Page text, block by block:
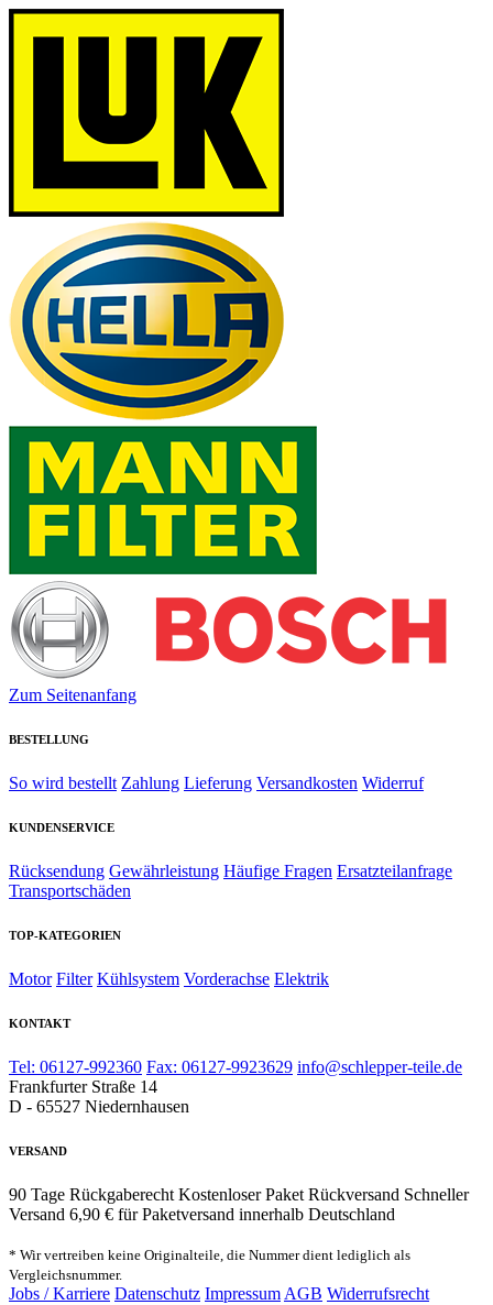
Zum Seitenanfang
BESTELLUNG
So wird bestellt Zahlung Lieferung Versandkosten Widerruf
KUNDENSERVICE
Rücksendung Gewährleistung Häufige Fragen Ersatzteilanfrage
Transportschäden
TOP-KATEGORIEN
Motor Filter Kühlsystem Vorderachse Elektrik
KONTAKT
Tel: 06127-992360 Fax: 06127-9923629 info@schlepper-teile.de
Frankfurter Straße 14
D - 65527 Niedernhausen
VERSAND
90 Tage Rückgaberecht Kostenloser Paket Rückversand Schneller
Versand 6,90 € für Paketversand innerhalb Deutschland
* Wir vertreiben keine Originalteile, die Nummer dient lediglich als
Vergleichsnummer.
Jobs / Karriere Datenschutz Impressum AGB Widerrufsrecht